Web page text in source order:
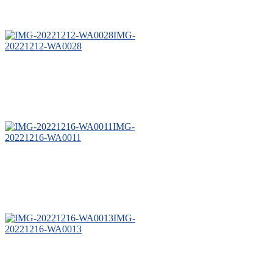
IMG-
20221212-WA0028
IMG-
20221216-WA0011
IMG-
20221216-WA0013